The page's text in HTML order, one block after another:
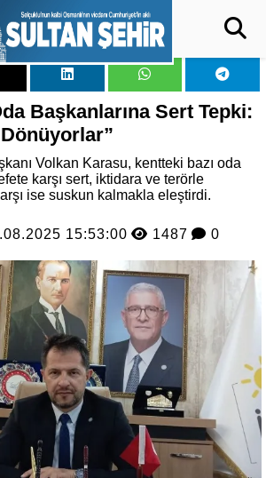
Başkanlarına Sert Tepki:
Volkan Karasu, kentteki bazı oda
karşı sert, iktidara ve terörle
ise suskun kalmakla eleştirdi.
15:53:00 1487 0